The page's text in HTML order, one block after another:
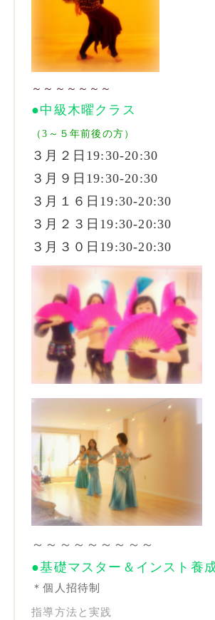
～～～～～～～
●中級木曜クラス
（3～５年前後の方）
３月２日19:30-20:30
３月９日19:30-20:30
３月１６日19:30-20:30
３月２３日19:30-20:30
３月３０日19:30-20:30
～～～～～～～～～
●基礎マスター＆インスト養
＊個人招待制
指導方法と実践